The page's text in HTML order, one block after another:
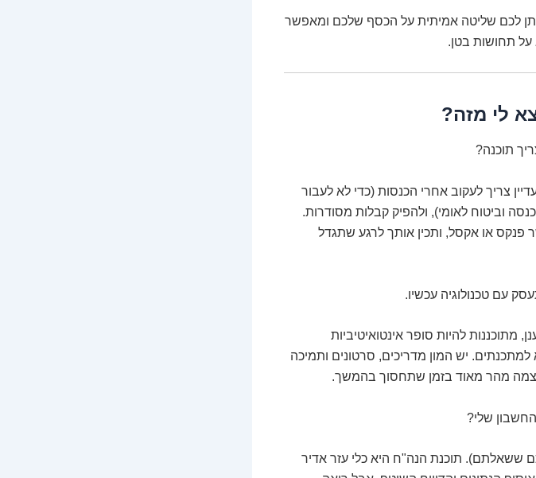
לכם שליטה אמיתית על הכסף שלכם ומאפשר
על תחושות בטן.
לי מזה?
תוכנה?
צריך לעקוב אחרי הכנסות (כדי לא לעבור
וביטוח לאומי), ולהפיק קבלות מסודרות.
או אקסל, ותכין אותך לרגע שתגדל
עם טכנולוגיה עכשיו.
מתוכננות להיות סופר אינטואיטיביות
למתכנתים. יש המון מדריכים, סרטונים ותמיכה
מהר מאוד בזמן שתחסוך בהמשך.
שלי?
ששאלתם). תוכנת הנה"ח היא כלי עזר אדיר